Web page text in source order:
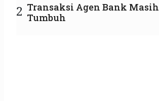
2 Transaksi Agen Bank Masih
Tumbuh